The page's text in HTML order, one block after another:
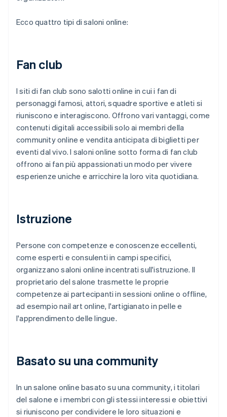
Ecco quattro tipi di saloni online:
Fan club
I siti di fan club sono salotti online in cui i fan di
personaggi famosi, attori, squadre sportive e atleti si
riuniscono e interagiscono. Offrono vari vantaggi, come
contenuti digitali accessibili solo ai membri della
community online e vendita anticipata di biglietti per
eventi dal vivo. I saloni online sotto forma di fan club
offrono ai fan più appassionati un modo per vivere
esperienze uniche e arricchire la loro vita quotidiana.
Istruzione
Persone con competenze e conoscenze eccellenti,
come esperti e consulenti in campi specifici,
organizzano saloni online incentrati sull'istruzione. Il
proprietario del salone trasmette le proprie
competenze ai partecipanti in sessioni online o offline,
ad esempio nail art online, l'artigianato in pelle e
l'apprendimento delle lingue.
Basato su una community
In un salone online basato su una community, i titolari
del salone e i membri con gli stessi interessi e obiettivi
si riuniscono per condividere le loro situazioni e